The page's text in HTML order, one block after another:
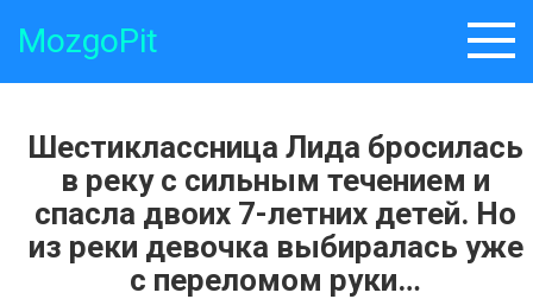
MozgoPit
Шестиклассница Лида бросилась
в реку с сильным течением и
спасла двоих 7-летних детей. Но
из реки девочка выбиралась уже
с переломом руки…